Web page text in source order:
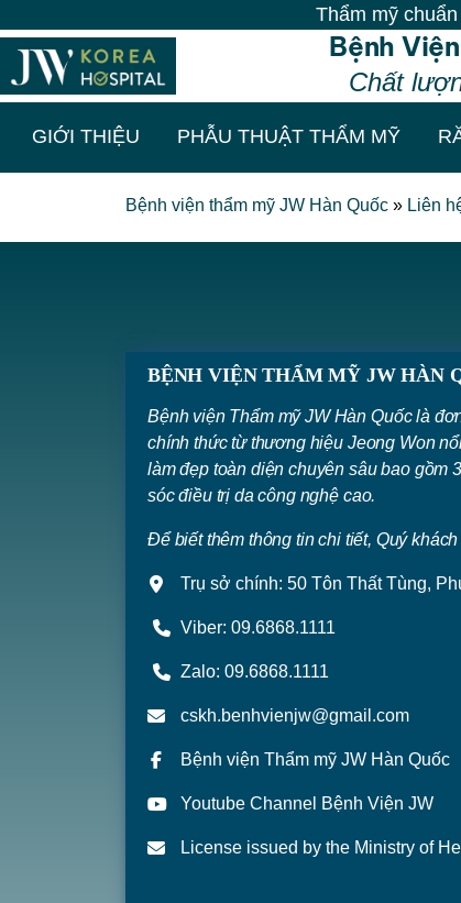
Thẩm mỹ chuẩn
Bệnh
Chất
GIỚI THIỆU PHẪU THUẬT THẨM MỸ
Bệnh viện thẩm mỹ JW Hàn Quốc » Liên
BỆNH VIỆN THẨM MỸ JW HÀN
Bệnh viện Thẩm mỹ JW Hàn Quốc là
chính thức từ thương hiệu Jeong Won
làm đẹp toàn diện chuyên sâu bao gồm
sóc điều trị da công nghệ cao.
Để biết thêm thông tin chi tiết, Quý
Trụ sở chính: 50 Tôn Thất Tùng,
Viber: 09.6868.1111
Zalo: 09.6868.1111
cskh.benhvienjw@gmail.com
Bệnh viện Thẩm mỹ JW Hàn Quốc
Youtube Channel Bệnh Viện JW
License issued by the Ministry of